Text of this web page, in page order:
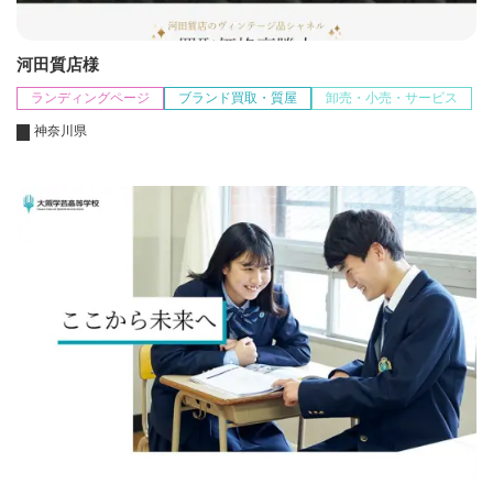
河田質店様
ランディングページ ブランド買取・質屋 卸売・小売・サービス
神奈川県